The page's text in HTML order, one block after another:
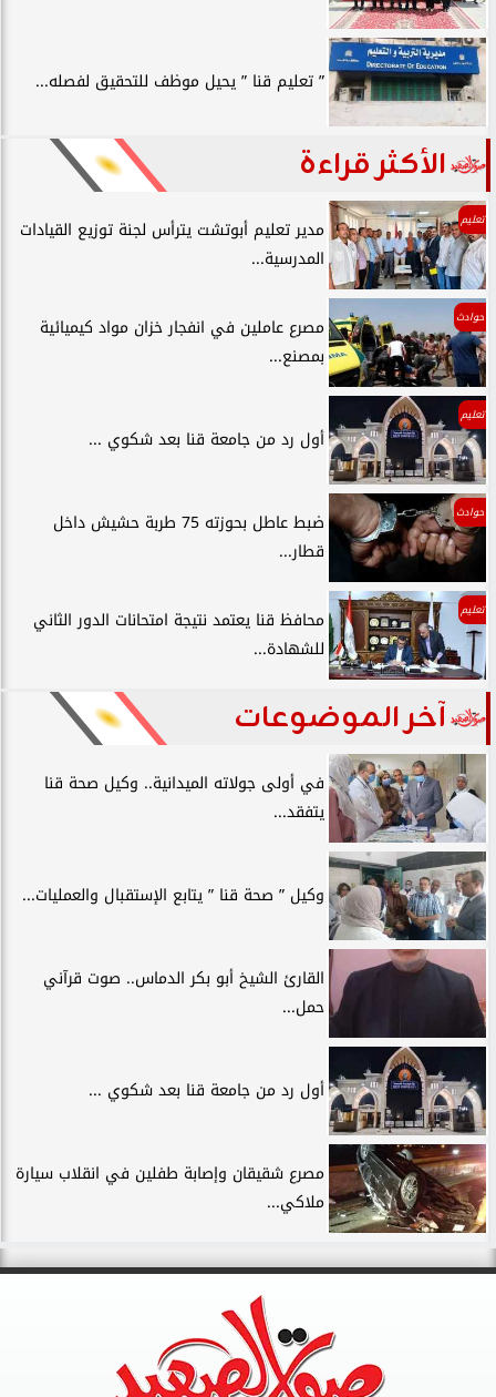
” تعليم قنا ” يحيل موظف للتحقيق لفصله...
الأكثر قراءة
تعليم
مدير تعليم أبوتشت يترأس لجنة توزيع القيادات
المدرسية...
حوادث
مصرع عاملين في انفجار خزان مواد كيميائية
بمصنع...
تعليم
أول رد من جامعة قنا بعد شكوي ...
حوادث
ضبط عاطل بحوزته 75 طربة حشيش داخل
قطار...
تعليم
محافظ قنا يعتمد نتيجة امتحانات الدور الثاني
للشهادة...
آخر الموضوعات
في أولى جولاته الميدانية.. وكيل صحة قنا
يتفقد...
وكيل ” صحة قنا ” يتابع الإستقبال والعمليات...
القارئ الشيخ أبو بكر الدماس.. صوت قرآني
حمل...
أول رد من جامعة قنا بعد شكوي ...
مصرع شقيقان وإصابة طفلين في انقلاب سيارة
ملاكي...